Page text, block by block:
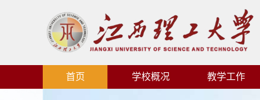
首页 学校概况 教学工作